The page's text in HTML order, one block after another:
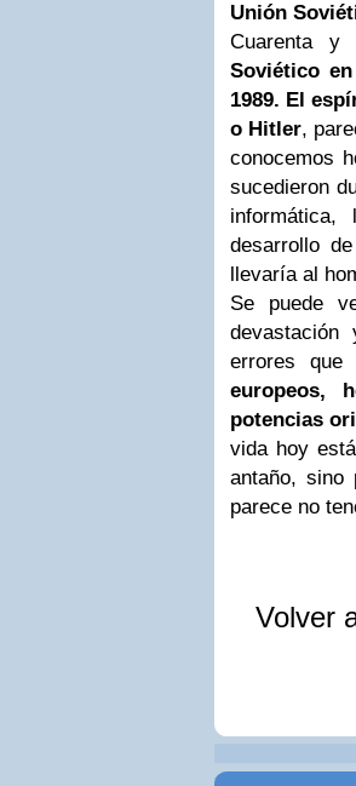
Unión
Cuarenta
Soviético
1989. El
o Hitler,
conocemos
sucedieron
informática,
desarrollo
llevaría al
Se puede
errores
europeos,
potencias
vida hoy
antaño, sino
parece no
Volver